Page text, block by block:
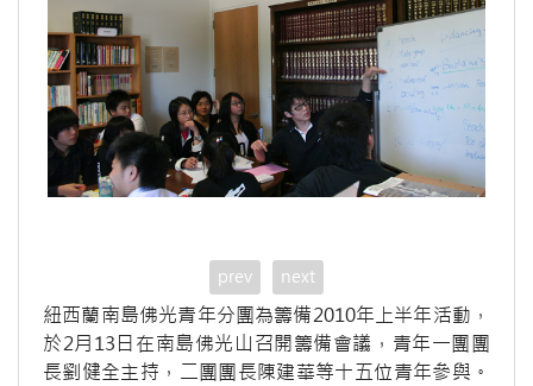
prev next
紐西蘭南島佛光青年分團為籌備2010年上半年活動，
於2月13日在南島佛光山召開籌備會議，青年一團團
長劉健全主持，二團團長陳建華等十五位青年參與。